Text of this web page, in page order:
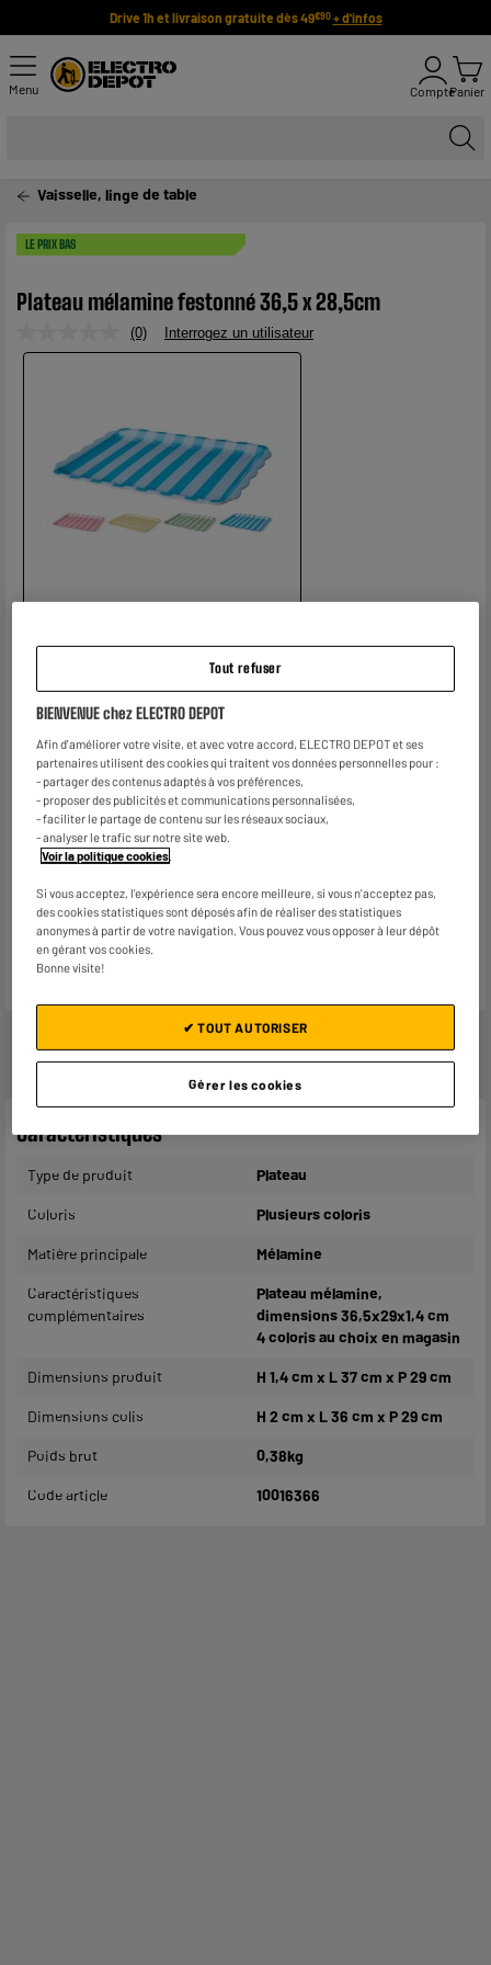
Drive 1h et livraison gratuite dès 49€90 + d'infos
Menu ComptePanier
Vaisselle, linge de table
LE PRIX BAS
Plateau mélamine festonné 36,5 x 28,5cm
Aucune
valeur
sur
la
même
page.
(0) Interrogez un utilisateur
Voir les caractéristiques
2€50
Caractéristiques
Type de produit Plateau
Coloris Plusieurs coloris
Matière principale Mélamine
Caractéristiques
complémentaires
Plateau mélamine,
dimensions 36,5x29x1,4 cm
4 coloris au choix en magasin
Dimensions produit H 1,4 cm x L 37 cm x P 29 cm
Dimensions colis H 2 cm x L 36 cm x P 29 cm
Poids brut 0,38kg
Code article 10016366
Tout refuser
BIENVENUE chez ELECTRO DEPOT
Afin d'améliorer votre visite, et avec votre accord, ELECTRO DEPOT et ses
partenaires utilisent des cookies qui traitent vos données personnelles pour :
- partager des contenus adaptés à vos préférences,
- proposer des publicités et communications personnalisées,
- faciliter le partage de contenu sur les réseaux sociaux,
- analyser le trafic sur notre site web.
Voir la politique cookies.
Si vous acceptez, l'expérience sera encore meilleure, si vous n'acceptez pas,
des cookies statistiques sont déposés afin de réaliser des statistiques
anonymes à partir de votre navigation. Vous pouvez vous opposer à leur dépôt
en gérant vos cookies.
Bonne visite!
Gérer les cookies
✔ TOUT AUTORISER